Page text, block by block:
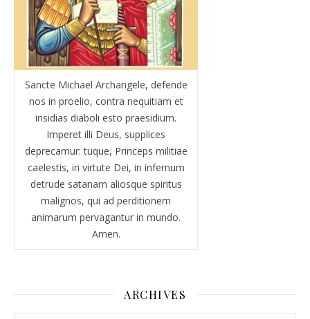
Sancte Michael Archangele, defende
nos in proelio, contra nequitiam et
insidias diaboli esto praesidium.
Imperet illi Deus, supplices
deprecamur: tuque, Princeps militiae
caelestis, in virtute Dei, in infernum
detrude satanam aliosque spiritus
malignos, qui ad perditionem
animarum pervagantur in mundo.
Amen.
ARCHIVES